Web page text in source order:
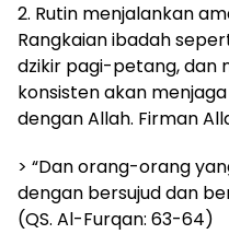
2. Rutin menjalankan
Rangkaian ibadah
dzikir pagi-petang, dan
konsisten akan
dengan Allah. Firman
> “Dan orang-orang
dengan bersujud dan
(QS. Al-Furqan: 63-64)